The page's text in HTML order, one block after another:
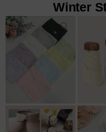
Winter